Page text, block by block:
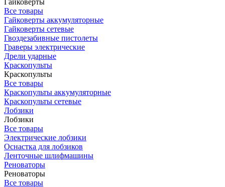
Гайковерты
Все товары
Гайковерты аккумуляторные
Гайковерты сетевые
Гвоздезабивные пистолеты
Граверы электрические
Дрели ударные
Краскопульты
Краскопульты
Все товары
Краскопульты аккумуляторные
Краскопульты сетевые
Лобзики
Лобзики
Все товары
Электрические лобзики
Оснастка для лобзиков
Ленточные шлифмашины
Реноваторы
Реноваторы
Все товары